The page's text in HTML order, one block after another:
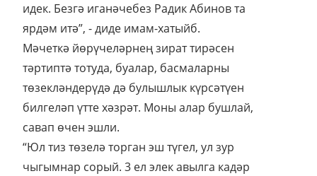
идек. Безгә иганәчебез Радик Абинов та
ярдәм итә”, - диде имам-хатыйб.
Мәчеткә йөрүчеләрнең зират тирәсен
тәртиптә тотуда, буалар, басмаларны
төзекләндерүдә дә булышлык күрсәтүен
билгеләп үтте хәзрәт. Моны алар бушлай,
савап өчен эшли.
“Юл тиз төзелә торган эш түгел, ул зур
чыгымнар сорый. 3 ел элек авылга кадәр